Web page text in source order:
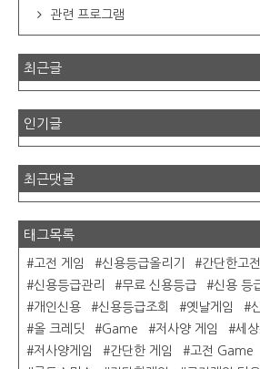
관련 프로그램
최근글
인기글
최근댓글
태그목록
고전 게임 신용등급올리기 간단한고
신용등급관리
무료 신용등급 신용 등
개인신용
신용등급조회 옛날게임
올 크레딧
Game 저사양 게임
세
저사양게임
간단한 게임 고전 Game